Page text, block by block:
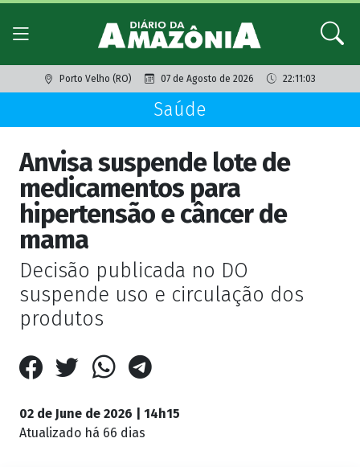
Porto Velho (RO) 07 de Agosto de 2026 22:11:03
Saúde
Anvisa suspende lote de
medicamentos para
hipertensão e câncer de
mama
Decisão publicada no DO
suspende uso e circulação dos
produtos
02 de June de 2026 | 14h15
Atualizado há 66 dias